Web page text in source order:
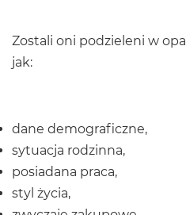
Zostali oni podzieleni w
jak:
dane demograficzne,
sytuacja rodzinna,
posiadana praca,
styl życia,